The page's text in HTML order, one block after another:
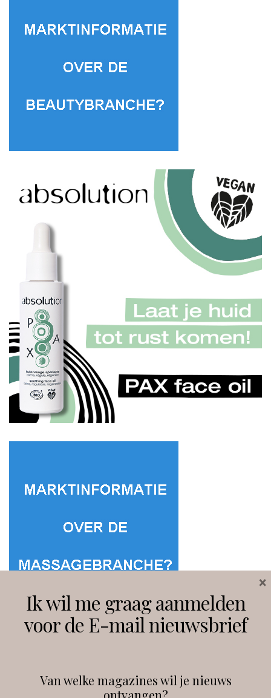
Ik wil me graag aanmelden
voor de E-mail nieuwsbrief
Van welke magazines wil je nieuws
ontvangen?
×